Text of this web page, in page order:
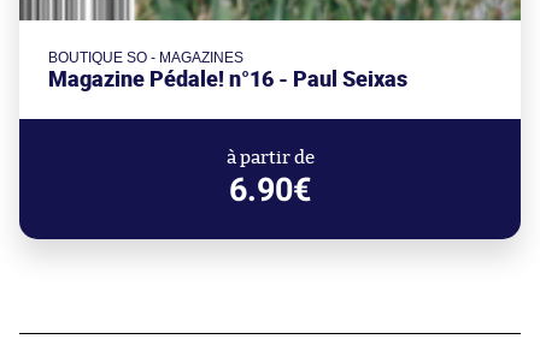
BOUTIQUE SO - MAGAZINES
Magazine Pédale! n°16 - Paul Seixas
à partir de
6.90€